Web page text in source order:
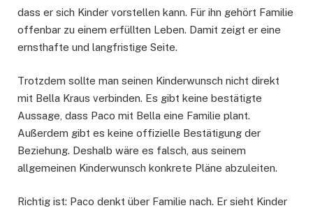
dass er sich Kinder vorstellen kann. Für ihn gehört Familie
offenbar zu einem erfüllten Leben. Damit zeigt er eine
ernsthafte und langfristige Seite.
Trotzdem sollte man seinen Kinderwunsch nicht direkt
mit Bella Kraus verbinden. Es gibt keine bestätigte
Aussage, dass Paco mit Bella eine Familie plant.
Außerdem gibt es keine offizielle Bestätigung der
Beziehung. Deshalb wäre es falsch, aus seinem
allgemeinen Kinderwunsch konkrete Pläne abzuleiten.
Richtig ist: Paco denkt über Familie nach. Er sieht Kinder